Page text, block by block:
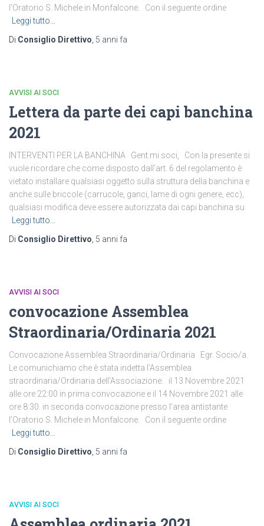
l’Oratorio S. Michele in Monfalcone. Con il seguente ordine
Leggi tutto…
Di Consiglio Direttivo 5 anni fa
AVVISI AI SOCI
Lettera da parte dei capi banchina
2021
INTERVENTI PER LA BANCHINA Gent.mi soci, Con la presente si
vuole ricordare che come disposto dall’art. 6 del regolamento è
vietato installare qualsiasi oggetto sulla struttura della banchina e
anche sulle briccole (carrucole, ganci, lame di ogni genere, ecc),
qualsiasi modifica deve essere autorizzata dai capi banchina su
Leggi tutto…
Di Consiglio Direttivo 5 anni fa
AVVISI AI SOCI
convocazione Assemblea
Straordinaria/Ordinaria 2021
Convocazione Assemblea Straordinaria/Ordinaria Egr. Socio/a.
Le comunichiamo che è stata indetta l’Assemblea
straordinaria/Ordinaria dell’Associazione: il 13 Novembre 2021
alle ore 22:00 in prima convocazione e il 14 Novembre 2021 alle
ore 8:30. in seconda convocazione presso l’area antistante
l’Oratorio S. Michele in Monfalcone. Con il seguente ordine
Leggi tutto…
Di Consiglio Direttivo 5 anni fa
AVVISI AI SOCI